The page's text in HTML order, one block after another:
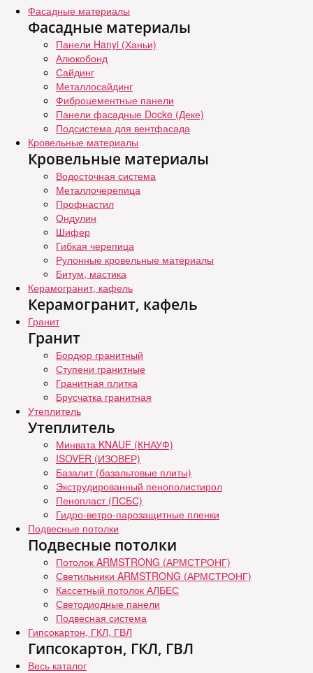
Фасадные материалы
Фасадные материалы
Панели Hanyi (Ханьи)
Алюкобонд
Сайдинг
Металлосайдинг
Фиброцементные панели
Панели фасадные Docke (Деке)
Подсистема для вентфасада
Кровельные материалы
Кровельные материалы
Водосточная система
Металлочерепица
Профнастил
Ондулин
Шифер
Гибкая черепица
Рулонные кровельные материалы
Битум, мастика
Керамогранит, кафель
Керамогранит, кафель
Гранит
Гранит
Бордюр гранитный
Ступени гранитные
Гранитная плитка
Брусчатка гранитная
Утеплитель
Утеплитель
Минвата KNAUF (КНАУФ)
ISOVER (ИЗОВЕР)
Базалит (базальтовые плиты)
Экструдированный пенополистирол
Пенопласт (ПСБС)
Гидро-ветро-парозащитные пленки
Подвесные потолки
Подвесные потолки
Потолок ARMSTRONG (АРМСТРОНГ)
Светильники ARMSTRONG (АРМСТРОНГ)
Кассетный потолок АЛБЕС
Светодиодные панели
Подвесная система
Гипсокартон, ГКЛ, ГВЛ
Гипсокартон, ГКЛ, ГВЛ
Весь каталог